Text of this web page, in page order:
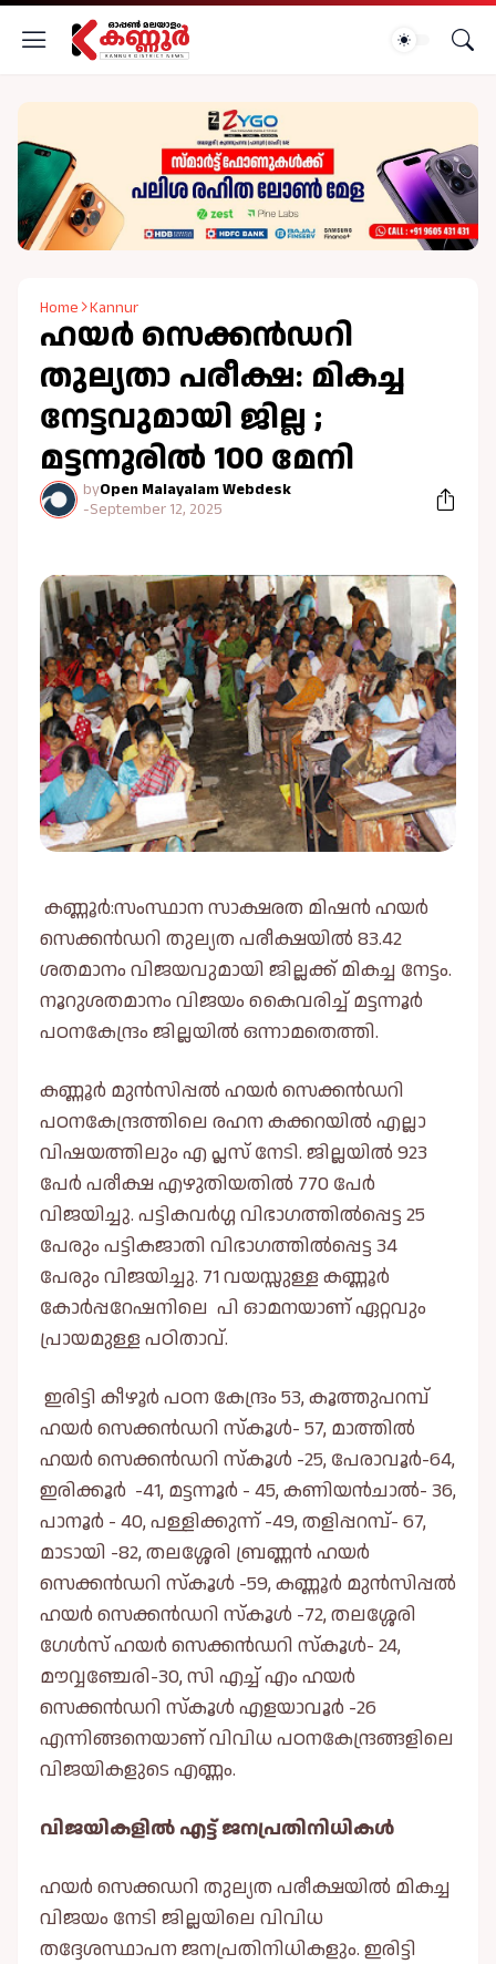
Home Kannur
ഹയര്‍ സെക്കന്‍ഡറി
തുല്യതാ പരീക്ഷ: മികച്ച
നേട്ടവുമായി ജില്ല ;
മട്ടന്നൂരില്‍ 100 മേനി
byOpen Malayalam Webdesk
-September 12, 2025
കണ്ണൂർ:സംസ്ഥാന സാക്ഷരത മിഷന്‍ ഹയര്‍
സെക്കന്‍ഡറി തുല്യത പരീക്ഷയില്‍ 83.42
ശതമാനം വിജയവുമായി ജില്ലക്ക് മികച്ച നേട്ടം.
നൂറുശതമാനം വിജയം കൈവരിച്ച് മട്ടന്നൂര്‍
പഠനകേന്ദ്രം ജില്ലയില്‍ ഒന്നാമതെത്തി.
കണ്ണൂര്‍ മുന്‍സിപ്പല്‍ ഹയര്‍ സെക്കന്‍ഡറി
പഠനകേന്ദ്രത്തിലെ രഹന കക്കറയില്‍ എല്ലാ
വിഷയത്തിലും എ പ്ലസ് നേടി. ജില്ലയില്‍ 923
പേര്‍ പരീക്ഷ എഴുതിയതില്‍ 770 പേര്‍
വിജയിച്ചു. പട്ടികവര്‍ഗ്ഗ വിഭാഗത്തില്‍പ്പെട്ട 25
പേരും പട്ടികജാതി വിഭാഗത്തില്‍പ്പെട്ട 34
പേരും വിജയിച്ചു. 71 വയസ്സുള്ള കണ്ണൂര്‍
കോര്‍പ്പറേഷനിലെ പി ഓമനയാണ് ഏറ്റവും
പ്രായമുള്ള പഠിതാവ്.
ഇരിട്ടി കീഴൂര്‍ പഠന കേന്ദ്രം 53, കൂത്തുപറമ്പ്
ഹയര്‍ സെക്കന്‍ഡറി സ്‌കൂള്‍- 57, മാത്തില്‍
ഹയര്‍ സെക്കന്‍ഡറി സ്‌കൂള്‍ -25, പേരാവൂര്‍-64,
ഇരിക്കൂര്‍ -41, മട്ടന്നൂര്‍ - 45, കണിയന്‍ചാല്‍- 36,
പാനൂര്‍ - 40, പള്ളിക്കുന്ന് -49, തളിപ്പറമ്പ്- 67,
മാടായി -82, തലശ്ശേരി ബ്രണ്ണന്‍ ഹയര്‍
സെക്കന്‍ഡറി സ്‌കൂള്‍ -59, കണ്ണൂര്‍ മുന്‍സിപ്പല്‍
ഹയര്‍ സെക്കന്‍ഡറി സ്‌കൂള്‍ -72, തലശ്ശേരി
ഗേള്‍സ് ഹയര്‍ സെക്കന്‍ഡറി സ്‌കൂള്‍- 24,
മൗവ്വഞ്ചേരി-30, സി എച്ച് എം ഹയര്‍
സെക്കന്‍ഡറി സ്‌കൂള്‍ എളയാവൂര്‍ -26
എന്നിങ്ങനെയാണ് വിവിധ പഠനകേന്ദ്രങ്ങളിലെ
വിജയികളുടെ എണ്ണം.
വിജയികളില്‍ എട്ട് ജനപ്രതിനിധികള്‍
ഹയര്‍ സെക്കഡറി തുല്യത പരീക്ഷയില്‍ മികച്ച
വിജയം നേടി ജില്ലയിലെ വിവിധ
തദ്ദേശസ്ഥാപന ജനപ്രതിനിധികളും. ഇരിട്ടി